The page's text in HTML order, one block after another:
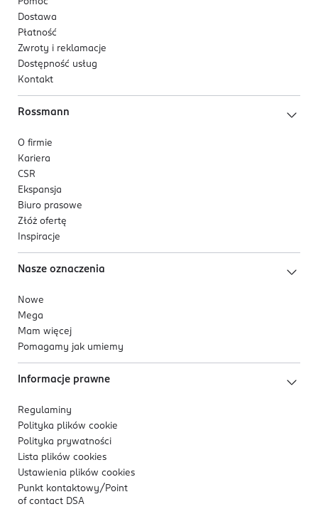
Praktyczne, kartonowe opakowanie umożliwia łatwe
wyciąganie ręczniczków i wygodne przechowywanie.
Estetyczna forma sprawia, że produkt dobrze
prezentuje się w łazience, a kompaktowy format
sprawdzi się także w podróży lub na treningu.
Dostawa
Płatność
Zwroty i reklamacje
Dostępność usług
Kontakt
Rossmann
O firmie
Kariera
CSR
Ekspansja
Biuro prasowe
Złóż ofertę
Inspiracje
Nasze oznaczenia
Nowe
Mega
Mam więcej
Pomagamy jak umiemy
Informacje prawne
Regulaminy
Polityka plików cookie
Polityka prywatności
Lista plików cookies
Ustawienia plików cookies
Punkt kontaktowy/ Point
of contact DSA